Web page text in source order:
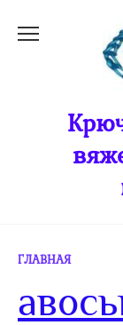
ГЛАВНАЯ